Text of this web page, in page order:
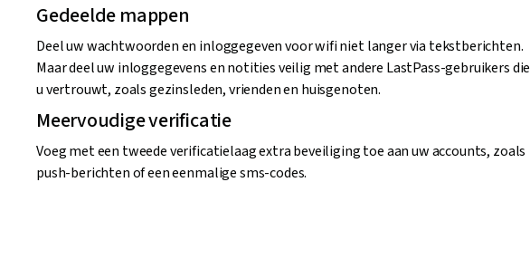
Gedeelde mappen
Deel uw wachtwoorden en inloggegeven voor wifi niet langer via tekstberichten.
Maar deel uw inloggegevens en notities veilig met andere LastPass-gebruikers die
u vertrouwt, zoals gezinsleden, vrienden en huisgenoten.
Meervoudige verificatie
Voeg met een tweede verificatielaag extra beveiliging toe aan uw accounts, zoals
push-berichten of een eenmalige sms-codes.